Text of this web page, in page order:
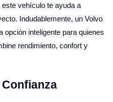
vehículo te ayuda a
Indudablemente, un Volvo
opción inteligente para quienes
rendimiento, confort y